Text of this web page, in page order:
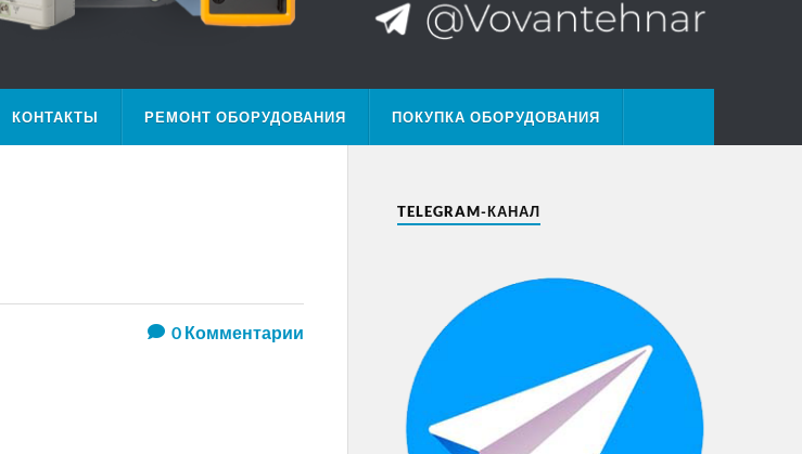
КОНТАКТЫ РЕМОНТ ОБОРУДОВАНИЯ ПОКУПКА ОБОРУДОВАНИЯ
0Комментарии
TELEGRAM-КАНАЛ